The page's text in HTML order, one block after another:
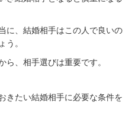
に、結婚相手はこの人で良いの
う。
ら、相手選びは重要です。
きたい結婚相手に必要な条件を